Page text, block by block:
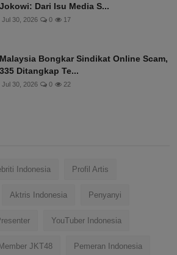
Jokowi: Dari Isu Media S...
Jul 30, 2026 0 17
Malaysia Bongkar Sindikat Online Scam,
335 Ditangkap Te...
Jul 30, 2026 0 22
Indonesia Profil Artis
Aktris Indonesia Penyanyi
YouTuber Indonesia
Member JKT48 Pemeran Indonesia